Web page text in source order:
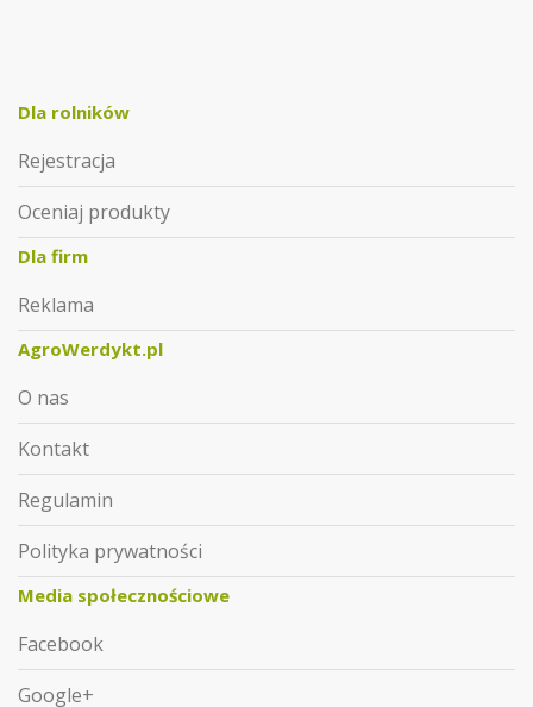
Dla rolników
Rejestracja
Oceniaj produkty
Dla firm
Reklama
AgroWerdykt.pl
O nas
Kontakt
Regulamin
Polityka prywatności
Media społecznościowe
Facebook
Google+